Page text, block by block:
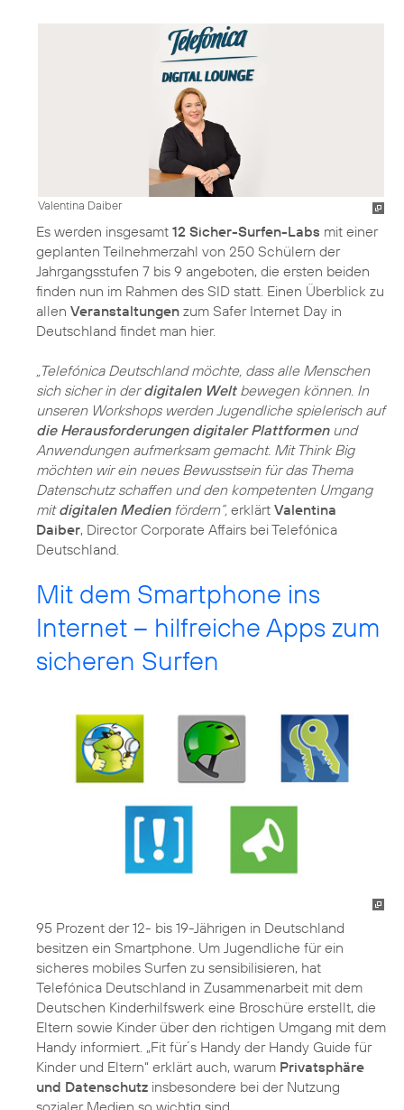
Valentina Daiber
Es werden insgesamt 12 Sicher-Surfen-Labs mit einer
geplanten Teilnehmerzahl von 250 Schülern der
Jahrgangsstufen 7 bis 9 angeboten, die ersten beiden
finden nun im Rahmen des SID statt. Einen Überblick zu
allen Veranstaltungen zum Safer Internet Day in
Deutschland findet man hier.
„Telefónica Deutschland möchte, dass alle Menschen
sich sicher in derdigitalen Weltbewegen können. In
unseren Workshops werden Jugendliche spielerisch auf
die Herausforderungen digitaler Plattformenund
Anwendungen aufmerksam gemacht. Mit Think Big
möchten wir ein neues Bewusstsein für das Thema
Datenschutz schaffen und den kompetenten Umgang
mitdigitalen Medienfördern“, erklärt Valentina
Daiber, Director Corporate Affairs bei Telefónica
Deutschland.
Mit dem Smartphone ins
Internet – hilfreiche Apps zum
sicheren Surfen
95 Prozent der 12- bis 19-Jährigen in Deutschland
besitzen ein Smartphone. Um Jugendliche für ein
sicheres mobiles Surfen zu sensibilisieren, hat
Telefónica Deutschland in Zusammenarbeit mit dem
Deutschen Kinderhilfswerk eine Broschüre erstellt, die
Eltern sowie Kinder über den richtigen Umgang mit dem
Handy informiert. „Fit für´s Handy der Handy Guide für
Kinder und Eltern“ erklärt auch, warum Privatsphäre
und Datenschutz insbesondere bei der Nutzung
sozialer Medien so wichtig sind.